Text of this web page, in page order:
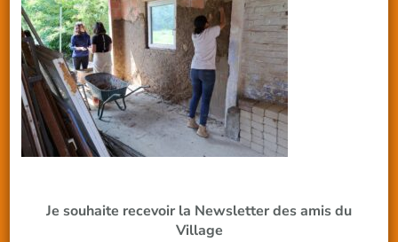
Je souhaite recevoir la Newsletter des amis du
Village